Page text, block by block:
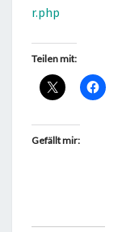
r.php
Teilen mit:
Gefällt mir: